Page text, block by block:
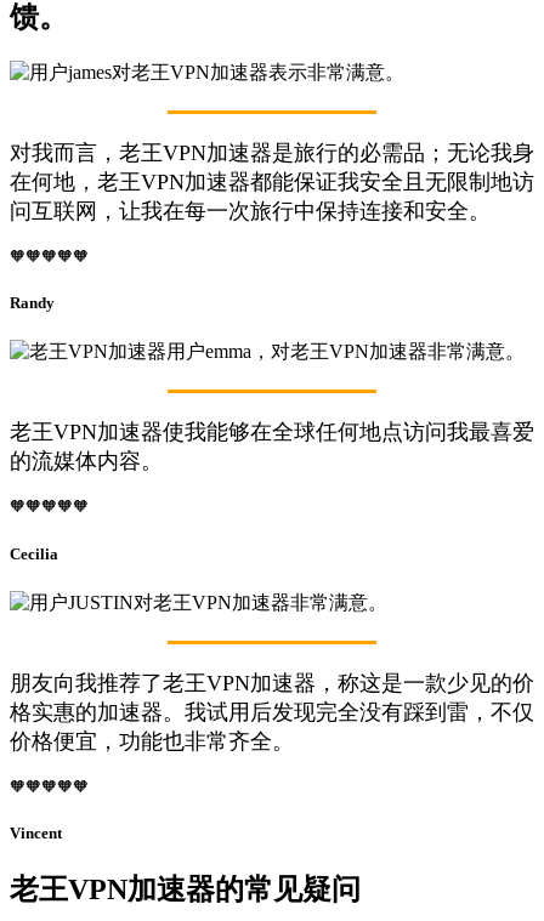
馈。
对我而言，老王VPN加速器是旅行的必需品；无论我身
在何地，老王VPN加速器都能保证我安全且无限制地访
问互联网，让我在每一次旅行中保持连接和安全。
🧡🧡🧡🧡🧡
Randy
老王VPN加速器使我能够在全球任何地点访问我最喜爱
的流媒体内容。
🧡🧡🧡🧡🧡
Cecilia
朋友向我推荐了老王VPN加速器，称这是一款少见的价
格实惠的加速器。我试用后发现完全没有踩到雷，不仅
价格便宜，功能也非常齐全。
🧡🧡🧡🧡🧡
Vincent
老王VPN加速器的常见疑问